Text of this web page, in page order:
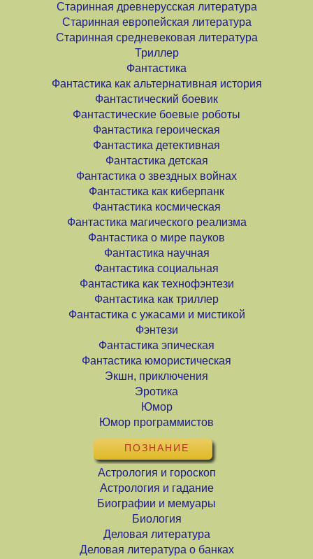
Старинная древнерусская литература
Старинная европейская литература
Старинная средневековая литература
Триллер
Фантастика
Фантастика как альтернативная история
Фантастический боевик
Фантастические боевые роботы
Фантастика героическая
Фантастика детективная
Фантастика детская
Фантастика о звездных войнах
Фантастика как киберпанк
Фантастика космическая
Фантастика магического реализма
Фантастика о мире пауков
Фантастика научная
Фантастика социальная
Фантастика как технофэнтези
Фантастика как триллер
Фантастика с ужасами и мистикой
Фэнтези
Фантастика эпическая
Фантастика юмористическая
Экшн, приключения
Эротика
Юмор
Юмор программистов
ПОЗНАНИЕ
Астрология и гороскоп
Астрология и гадание
Биографии и мемуары
Биология
Деловая литература
Деловая литература о банках